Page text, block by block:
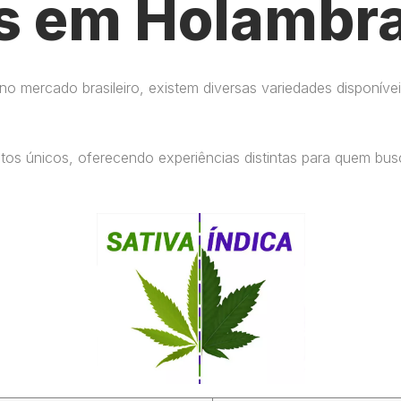
mercado brasileiro, existem diversas variedades
únicos, oferecendo experiências distintas para quem